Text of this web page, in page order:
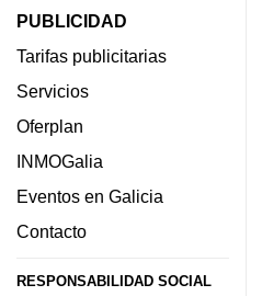
PUBLICIDAD
Tarifas publicitarias
Servicios
Oferplan
INMOGalia
Eventos en Galicia
Contacto
RESPONSABILIDAD SOCIAL